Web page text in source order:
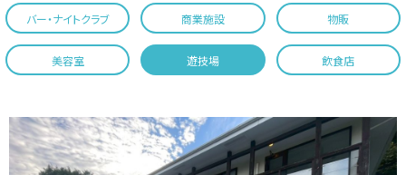
バー・ナイトクラブ 商業施設 物販
美容室 遊技場 飲食店